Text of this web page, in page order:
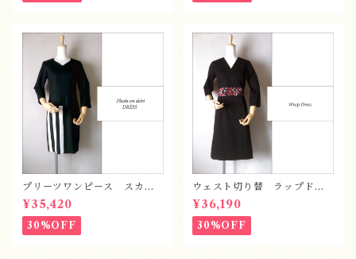
プリーツワンピース スカー
ト
¥35,420
30%OFF
ウェスト切り替 ラップドレ
ス
¥36,190
30%OFF